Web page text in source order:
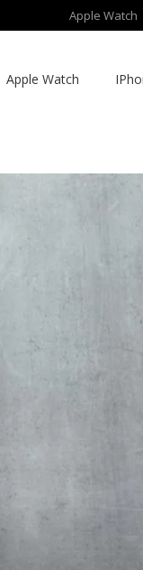
Apple Watch
Apple Watch